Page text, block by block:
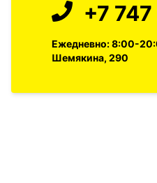
+7
Ежедневно: 8:00-
Шемякина, 290